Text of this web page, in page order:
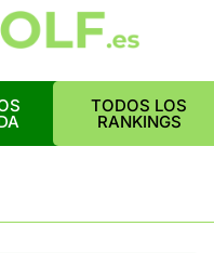
TODOS LOS
RANKINGS